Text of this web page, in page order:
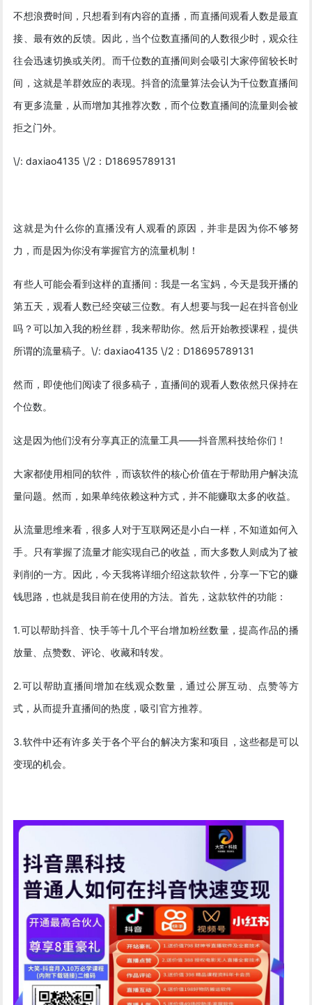
不想浪费时间，只想看到有内容的直播，而直播间观看人数是最直
接、最有效的反馈。因此，当个位数直播间的人数很少时，观众往
往会迅速切换或关闭。而千位数的直播间则会吸引大家停留较长时
间，这就是羊群效应的表现。抖音的流量算法会认为千位数直播间
有更多流量，从而增加其推荐次数，而个位数直播间的流量则会被
拒之门外。
\/: daxiao4135 \/2：D18695789131
这就是为什么你的直播没有人观看的原因，并非是因为你不够努
力，而是因为你没有掌握官方的流量机制！
有些人可能会看到这样的直播间：我是一名宝妈，今天是我开播的
第五天，观看人数已经突破三位数。有人想要与我一起在抖音创业
吗？可以加入我的粉丝群，我来帮助你。然后开始教授课程，提供
所谓的流量稿子。\/: daxiao4135 \/2：D18695789131
然而，即使他们阅读了很多稿子，直播间的观看人数依然只保持在
个位数。
这是因为他们没有分享真正的流量工具——抖音黑科技给你们！
大家都使用相同的软件，而该软件的核心价值在于帮助用户解决流
量问题。然而，如果单纯依赖这种方式，并不能赚取太多的收益。
从流量思维来看，很多人对于互联网还是小白一样，不知道如何入
手。只有掌握了流量才能实现自己的收益，而大多数人则成为了被
剥削的一方。因此，今天我将详细介绍这款软件，分享一下它的赚
钱思路，也就是我目前在使用的方法。首先，这款软件的功能：
1.可以帮助抖音、快手等十几个平台增加粉丝数量，提高作品的播
放量、点赞数、评论、收藏和转发。
2.可以帮助直播间增加在线观众数量，通过公屏互动、点赞等方
式，从而提升直播间的热度，吸引官方推荐。
3.软件中还有许多关于各个平台的解决方案和项目，这些都是可以
变现的机会。